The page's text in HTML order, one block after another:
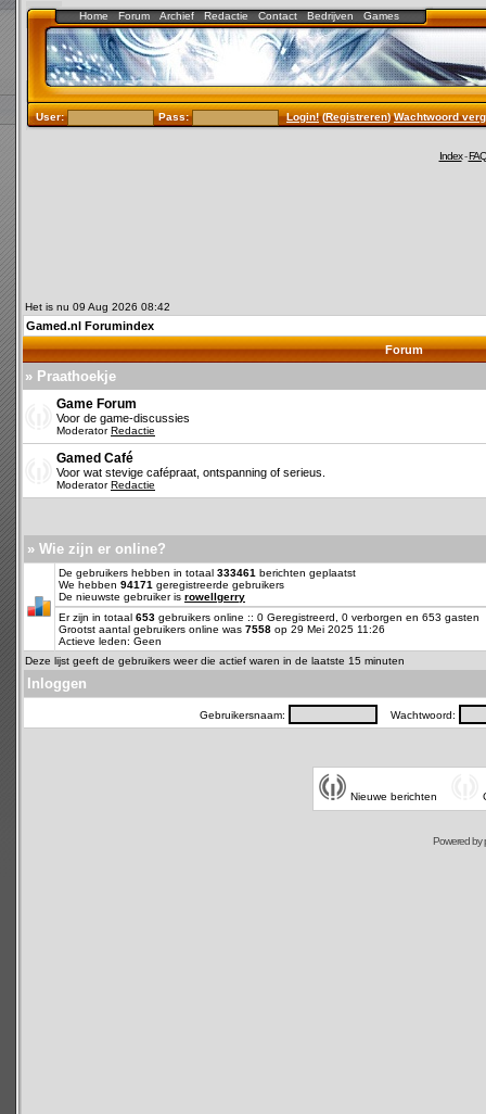
Home Forum Archief Redactie Contact Bedrijven Games
User: Pass: Login!(Registreren)Wachtwoord
Index-FAQ
Het is nu 09 Aug 2026 08:42
Gamed.nl Forumindex
Forum
» Praathoekje
Game Forum
Voor de game-discussies
ModeratorRedactie
Gamed Café
Voor wat stevige cafépraat, ontspanning of serieus.
ModeratorRedactie
» Wie zijn er online?
De gebruikers hebben in totaal 333461 berichten geplaatst
We hebben 94171 geregistreerde gebruikers
De nieuwste gebruiker is rowellgerry
Er zijn in totaal 653 gebruikers online :: 0 Geregistreerd, 0 verborgen en 653
Grootst aantal gebruikers online was 7558 op 29 Mei 2025 11:26
Actieve leden: Geen
Deze lijst geeft de gebruikers weer die actief waren in de laatste 15 minuten
Inloggen
Gebruikersnaam: Wachtwoord:
Nieuwe berichten
Powered by